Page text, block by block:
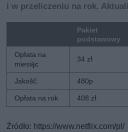
i w przeliczeniu na rok.
Pakiet
podstawowy
Opłata na
miesiąc
34 zł
Jakość 480p
Opłata na rok 408 zł
Źródło: https://www.netflix.com/pl/